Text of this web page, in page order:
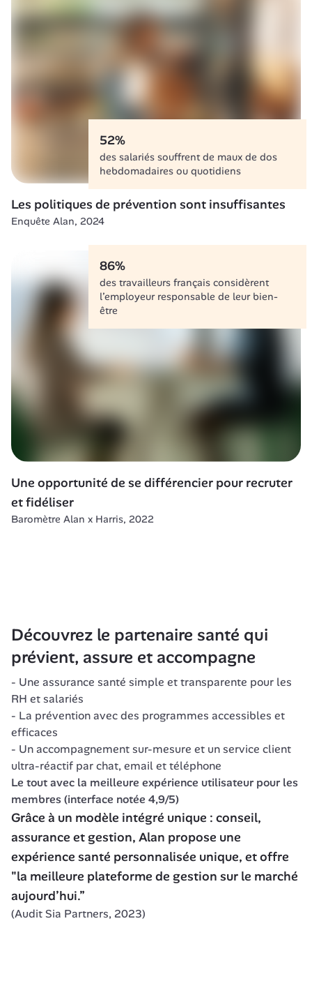
52%
des salariés souffrent de maux de dos
hebdomadaires ou quotidiens
Les politiques de prévention sont insuffisantes
Enquête Alan, 2024
86%
des travailleurs français considèrent
l’employeur responsable de leur bien-
être
Une opportunité de se différencier pour recruter
et fidéliser
Baromètre Alan x Harris, 2022
Découvrez le partenaire santé qui
prévient, assure et accompagne
- Une assurance santé simple et transparente pour les
RH et salariés
- La prévention avec des programmes accessibles et
efficaces
- Un accompagnement sur-mesure et un service client
ultra-réactif par chat, email et téléphone
Le tout avec la meilleure expérience utilisateur pour les
membres (interface notée 4,9/5)
Grâce à un modèle intégré unique : conseil,
assurance et gestion, Alan propose une
"la meilleure plateforme de gestion sur le marché
aujourd’hui.”
(Audit Sia Partners, 2023)